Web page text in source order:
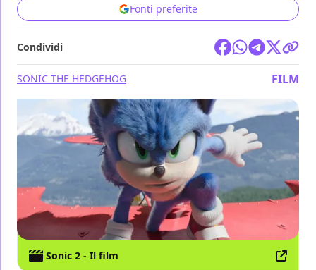
Fonti preferite
Condividi
SONIC THE HEDGEHOG FILM
Sonic 2 - Il film